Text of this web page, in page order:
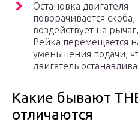
Остановка двигателя
поворачивается
воздействует на
Рейка перемещается
уменьшения подачи,
двигатель
Какие бывают
отличаются